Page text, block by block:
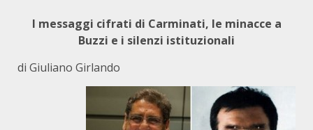
I messaggi cifrati di Carminati, le minacce a
Buzzi e i silenzi istituzionali
di Giuliano Girlando